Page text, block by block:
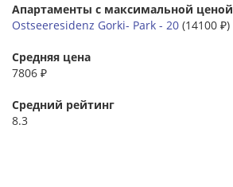
Апартаменты с максимальной ценой
Ostseeresidenz Gorki- Park - 20 (14100 ₽)
Средняя цена
7806 ₽
Средний рейтинг
8.3